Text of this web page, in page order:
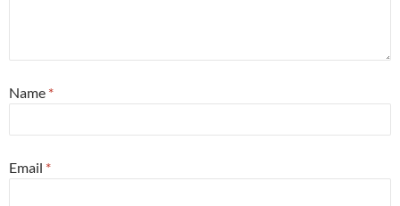
Name *
Email *